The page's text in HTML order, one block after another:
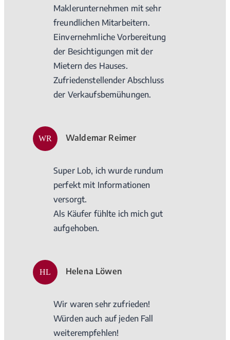
Maklerunternehmen mit sehr
freundlichen Mitarbeitern.
Einvernehmliche Vorbereitung
der Besichtigungen mit der
Mietern des Hauses.
Zufriedenstellender Abschluss
der Verkaufsbemühungen.
WR Waldemar Reimer
Super Lob, ich wurde rundum
perfekt mit Informationen
versorgt.
Als Käufer fühlte ich mich gut
aufgehoben.
HL Helena Löwen
Wir waren sehr zufrieden!
Würden auch auf jeden Fall
weiterempfehlen!